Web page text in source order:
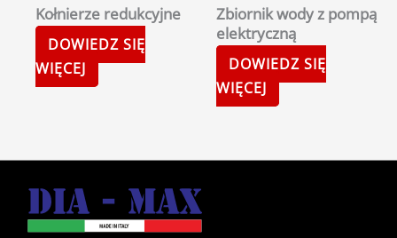
Kołnierze redukcyjne
DOWIEDZ SIĘ
WIĘCEJ
Zbiornik wody z pompą
elektryczną
DOWIEDZ SIĘ
WIĘCEJ